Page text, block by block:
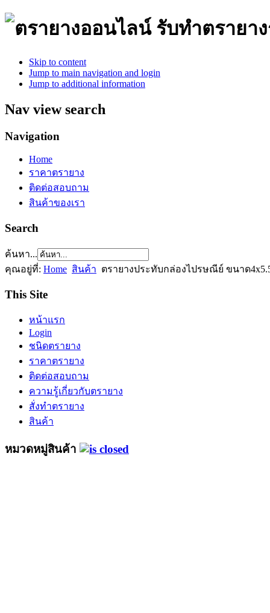
รับทำตรายา
Skip to content
Jump to main navigation and login
Jump to additional information
Nav view search
Navigation
Home
ราคาตรายาง
ติดต่อสอบถาม
สินค้าของเรา
Search
ค้นหา...
คุณอยู่ที่: Home สินค้า ตรายางประทับกล่องไปรษณีย์ ขนาด
This Site
หน้าแรก
Login
ชนิดตรายาง
ราคาตรายาง
ติดต่อสอบถาม
ความรู้เกี่ยวกับตรายาง
สั่งทำตรายาง
สินค้า
หมวดหมู่สินค้า